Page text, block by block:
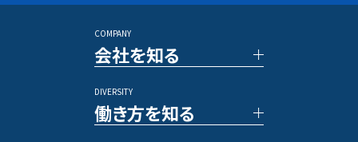
長期インターンシップ
■キャリア採用
PRコンサルタント
アルムナイ採用
その他のポジション
COMPANY
会社を知る
TOP メッセージ
ベクトルの強み
DIVERSITY
働き方を知る